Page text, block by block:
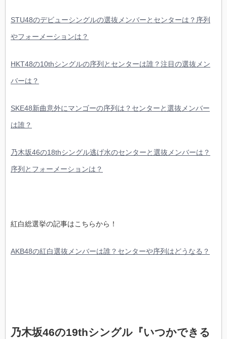
STU48のデビューシングルの選抜メンバーとセンターは？序列
やフォーメーションは？
HKT48の10thシングルの序列とセンターは誰？注目の選抜メン
バーは？
SKE48新曲意外にマンゴーの序列は？センターと選抜メンバー
は誰？
乃木坂46の18thシングル逃げ水のセンターと選抜メンバーは？
序列とフォーメーションは？
紅白総選挙の記事はこちらから！
AKB48の紅白選抜メンバーは誰？センターや序列はどうなる？
乃木坂46の19thシングル『いつかできる